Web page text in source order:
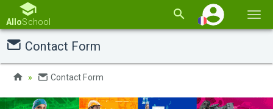
la
AlloSchool
Contact Form
Contact Form